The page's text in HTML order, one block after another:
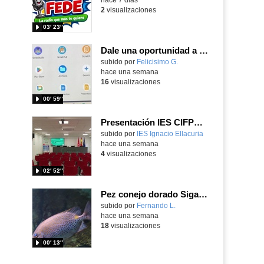
03′ 23″
2 visualizaciones
Dale una oportunidad a los Chromebooks y utiliza un proyector para realizar talleres si no tienes pantallas táctiles
Contenido educativo.
subido por Felicisimo G.
00′ 59″
hace una semana
16visualizaciones
Presentación IES CIFPD Ignacio Ellacuría
Contenido educativo.
subido por IES Ignacio Ellacuria
02′ 52″
hace una semana
4visualizaciones
Pez conejo dorado Siganus guttatus (Bloch, 1786)
Contenido educativo.
subido por Fernando L.
00′ 13″
hace una semana
18visualizaciones